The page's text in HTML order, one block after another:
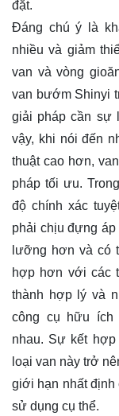
đặt.
Đáng chú ý là
nhiều và giảm
van và vòng
van bướm Shinyi
giải pháp cần sự
vậy, khi nói đến
thuật cao hơn,
pháp tối ưu.
độ chính xác
phải chịu đựng
lưỡng hơn và có
hợp hơn với các
thành hợp lý và
công cụ hữu ích
nhau. Sự kết
loại van này trở
giới hạn nhất
sử dụng cụ thể.